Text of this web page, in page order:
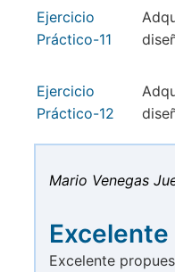
Ejercicio
Práctico-11
Ejercicio
Práctico-12
Mario Venegas
Excelente